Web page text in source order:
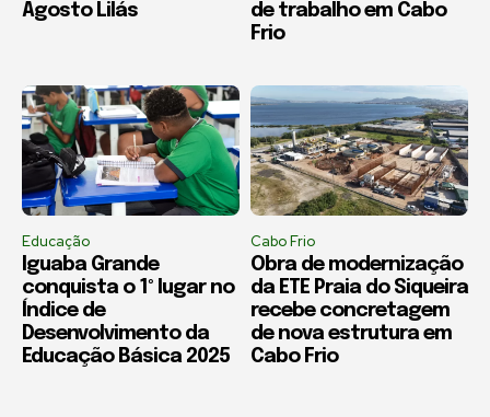
Agosto Lilás
de trabalho em Cabo
Frio
Educação
Iguaba Grande
conquista o 1º lugar no
Índice de
Desenvolvimento da
Educação Básica 2025
Cabo Frio
Obra de modernização
da ETE Praia do Siqueira
recebe concretagem
de nova estrutura em
Cabo Frio